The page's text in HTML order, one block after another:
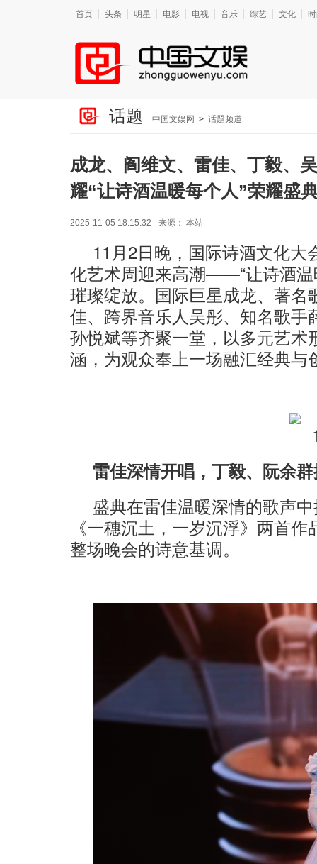
首页 头条 明星 电影 电视 音乐 综艺 文化
话题 中国文娱网 > 话题频道
成龙、阎维文、雷佳、丁毅、
耀“让诗酒温暖每个人”荣耀盛
2025-11-05 18:15:32 来源： 本站
11月2日晚，国际诗酒文化大
化艺术周迎来高潮——“让诗酒温
璀璨绽放。国际巨星成龙、著
佳、跨界音乐人吴彤、知名歌
孙悦斌等齐聚一堂，以多元艺术
涵，为观众奉上一场融汇经典与
雷佳深情开唱，丁毅、阮余
盛典在雷佳温暖深情的歌声
《一穗沉土，一岁沉浮》两首
整场晚会的诗意基调。